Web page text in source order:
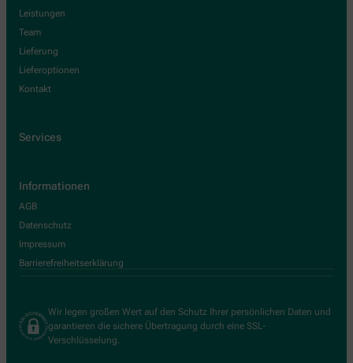
Leistungen
Team
Lieferung
Lieferoptionen
Kontakt
Services
Informationen
AGB
Datenschutz
Impressum
Barrierefreiheitserklärung
Wir legen großen Wert auf den Schutz Ihrer persönlichen Daten und
garantieren die sichere Übertragung durch eine SSL-
Verschlüsselung.